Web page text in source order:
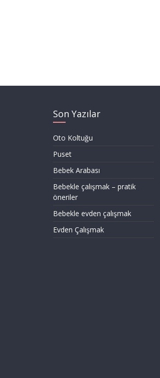
Son Yazılar
Oto Koltuğu
Puset
Bebek Arabası
Bebekle çalışmak – pratik
öneriler
Bebekle evden çalışmak
Evden Çalışmak